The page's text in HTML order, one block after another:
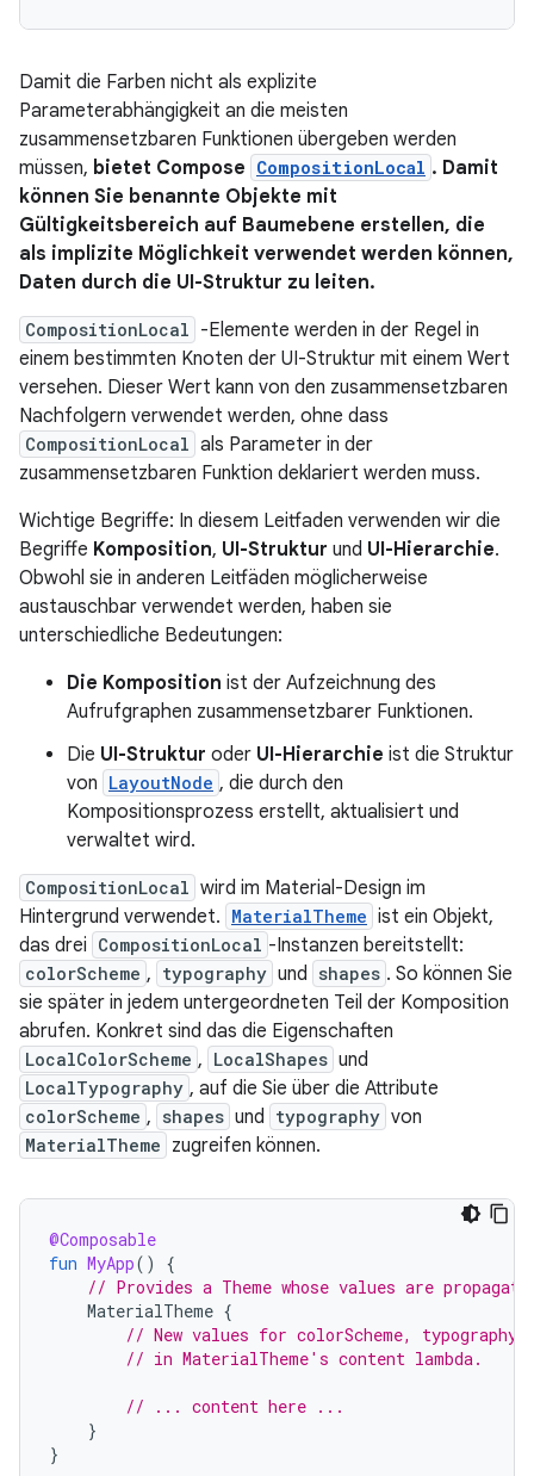
Damit die Farben nicht als explizite
Parameterabhängigkeit an die meisten
zusammensetzbaren Funktionen übergeben werden
müssen, bietet Compose CompositionLocal . Damit
können Sie benannte Objekte mit
Gültigkeitsbereich auf Baumebene erstellen, die
als implizite Möglichkeit verwendet werden können,
Daten durch die UI-Struktur zu leiten.
CompositionLocal -Elemente werden in der Regel in
einem bestimmten Knoten der UI-Struktur mit einem Wert
versehen. Dieser Wert kann von den zusammensetzbaren
Nachfolgern verwendet werden, ohne dass
CompositionLocal als Parameter in der
zusammensetzbaren Funktion deklariert werden muss.
Wichtige Begriffe: In diesem Leitfaden verwenden wir die
Begriffe Komposition, UI-Struktur und UI-Hierarchie.
Obwohl sie in anderen Leitfäden möglicherweise
austauschbar verwendet werden, haben sie
unterschiedliche Bedeutungen:
Die Komposition ist der Aufzeichnung des
Aufrufgraphen zusammensetzbarer Funktionen.
Die UI-Struktur oder UI-Hierarchie ist die Struktur
von LayoutNode , die durch den
Kompositionsprozess erstellt, aktualisiert und
verwaltet wird.
CompositionLocal wird im Material-Design im
Hintergrund verwendet. MaterialTheme ist ein Objekt,
das drei CompositionLocal -Instanzen bereitstellt:
colorScheme , typography und shapes . So können Sie
sie später in jedem untergeordneten Teil der Komposition
abrufen. Konkret sind das die Eigenschaften
LocalColorScheme , LocalShapes und
LocalTypography , auf die Sie über die Attribute
colorScheme , shapes und typography von
MaterialTheme zugreifen können.
@Composable
fun MyApp()
{
// Provides a Theme whose values are
MaterialTheme {
// New values for colorScheme,
// in MaterialTheme's content lambda.
// ... content here ...
}
}